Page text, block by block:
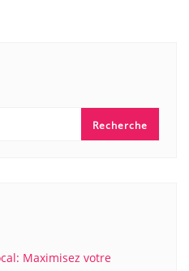
Recherche
Maximisez votre